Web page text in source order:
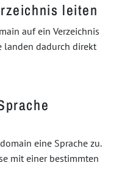
leiten
auf ein Verzeichnis
landen dadurch direkt
eine Sprache zu.
mit einer bestimmten